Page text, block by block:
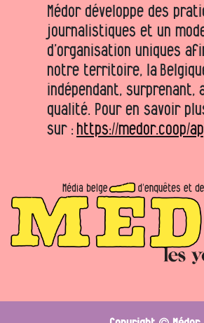
Médor développe des
journalistiques et un
d’organisation uniques
notre territoire, la
indépendant,
qualité. Pour en savoir
sur : https://medor.coop/